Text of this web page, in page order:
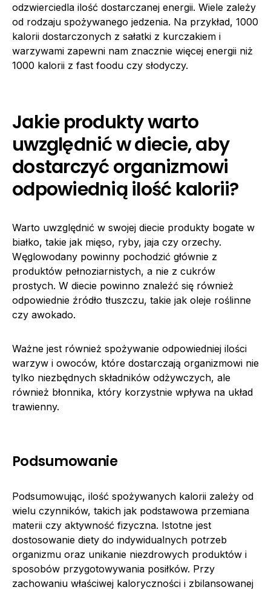
odzwierciedla ilość dostarczanej energii. Wiele zależy
od rodzaju spożywanego jedzenia. Na przykład, 1000
kalorii dostarczonych z sałatki z kurczakiem i
warzywami zapewni nam znacznie więcej energii niż
1000 kalorii z fast foodu czy słodyczy.
Jakie produkty warto
uwzględnić w diecie, aby
dostarczyć organizmowi
odpowiednią ilość kalorii?
Warto uwzględnić w swojej diecie produkty bogate w
białko, takie jak mięso, ryby, jaja czy orzechy.
Węglowodany powinny pochodzić głównie z
produktów pełnoziarnistych, a nie z cukrów
prostych. W diecie powinno znaleźć się również
odpowiednie źródło tłuszczu, takie jak oleje roślinne
czy awokado.
Ważne jest również spożywanie odpowiedniej ilości
warzyw i owoców, które dostarczają organizmowi nie
tylko niezbędnych składników odżywczych, ale
również błonnika, który korzystnie wpływa na układ
trawienny.
Podsumowanie
Podsumowując, ilość spożywanych kalorii zależy od
wielu czynników, takich jak podstawowa przemiana
materii czy aktywność fizyczna. Istotne jest
dostosowanie diety do indywidualnych potrzeb
organizmu oraz unikanie niezdrowych produktów i
sposobów przygotowywania posiłków. Przy
zachowaniu właściwej kaloryczności i zbilansowanej